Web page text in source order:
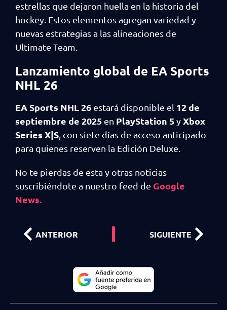
estrellas que dejaron huella en la historia del
hockey. Estos elementos agregan variedad y
nuevas estrategias a las alineaciones de
Ultimate Team.
Lanzamiento global de EA Sports
NHL 26
EA Sports NHL 26 estará disponible el 12 de
septiembre de 2025 en PlayStation 5yXbox
Series X|S , con siete días de acceso anticipado
para quienes reserven la Edición Deluxe.
No te pierdas de esta y otras noticias
suscribiéndote a nuestro feed de Google
News.
ANTERIOR SIGUIENTE